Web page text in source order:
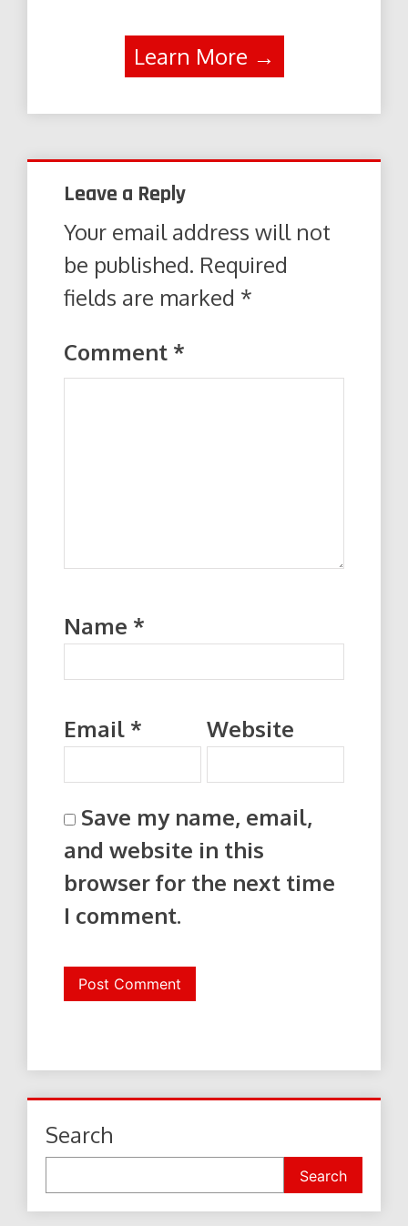
Learn More →
Leave a Reply
Your email address will not
be published. Required
fields are marked *
Comment *
Name *
Email * Website
Save my name, email,
and website in this
browser for the next time
I comment.
Search
Search